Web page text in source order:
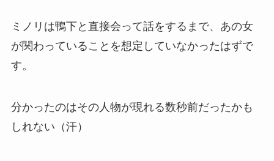
ミノリは鴨下と直接会って話をするまで、あの女
が関わっていることを想定していなかったはずで
す。
分かったのはその人物が現れる数秒前だったかも
しれない（汗）